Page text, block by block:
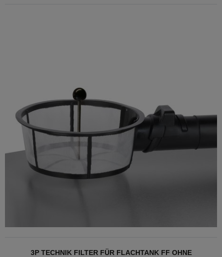
3P TECHNIK FILTER FÜR FLACHTANK FF OHNE